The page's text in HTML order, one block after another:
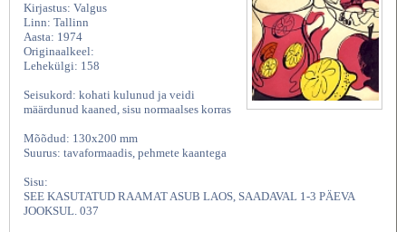
Kirjastus: Valgus
Linn: Tallinn
Aasta: 1974
Originaalkeel:
Lehekülgi: 158
Seisukord: kohati kulunud ja veidi
määrdunud kaaned, sisu normaalses korras
Mõõdud: 130x200 mm
Suurus: tavaformaadis, pehmete kaantega
Sisu:
SEE KASUTATUD RAAMAT ASUB LAOS, SAADAVAL 1-3 PÄEVA
JOOKSUL. 037